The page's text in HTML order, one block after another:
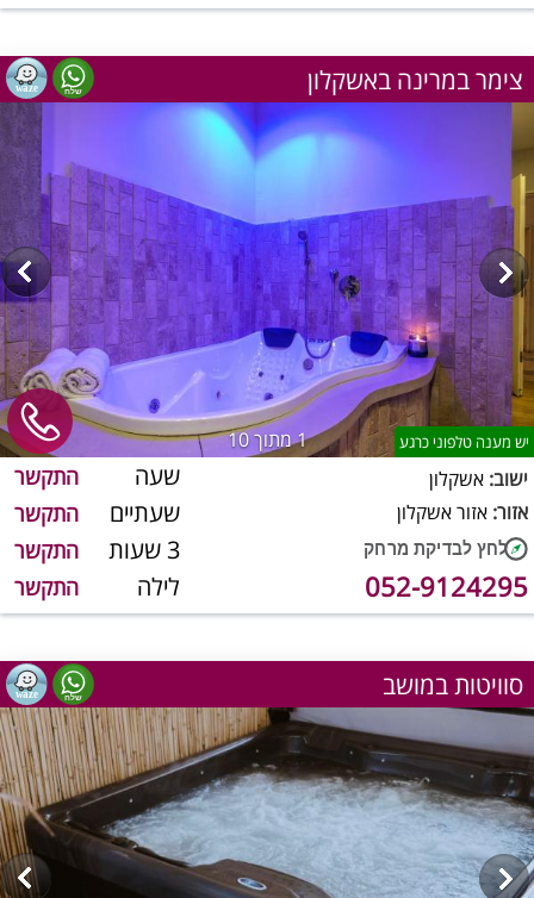
צימר במרינה באשקלון
1מתוך 10 יש מענה טלפוני כרגע
שעה התקשר
שעתיים התקשר
3 שעות התקשר
לילה התקשר
ישוב: אשקלון
אזור: אזור אשקלון
052-9124295
סוויטות במושב